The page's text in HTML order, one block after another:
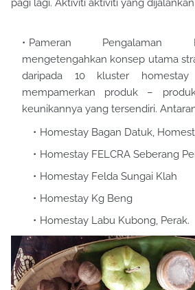
pagi lagi. Aktiviti aktiviti yang
Pameran Pengalaman
mengetengahkan konsep utama
daripada 10 kluster
mempamerkan produk –
keunikannya yang tersendiri.
Homestay Bagan Datuk,
Homestay FELCRA Seberang
Homestay Felda Sungai Klah
Homestay Kg Beng
Homestay Labu Kubong, Perak.